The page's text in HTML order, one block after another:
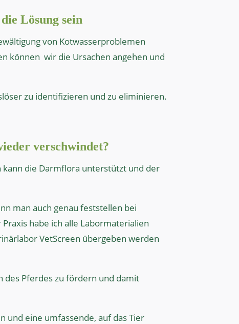
Lösung sein
von Kotwasserproblemen
können wir die Ursachen angehen und
zu identifizieren und zu eliminieren.
verschwindet?
die Darmflora unterstützt und der
man auch genau feststellen bei
habe ich alle Labormaterialien
VetScreen übergeben werden
des Pferdes zu fördern und damit
und eine umfassende, auf das Tier